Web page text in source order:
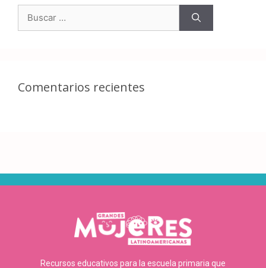
Comentarios recientes
Recursos educativos para la escuela primaria que